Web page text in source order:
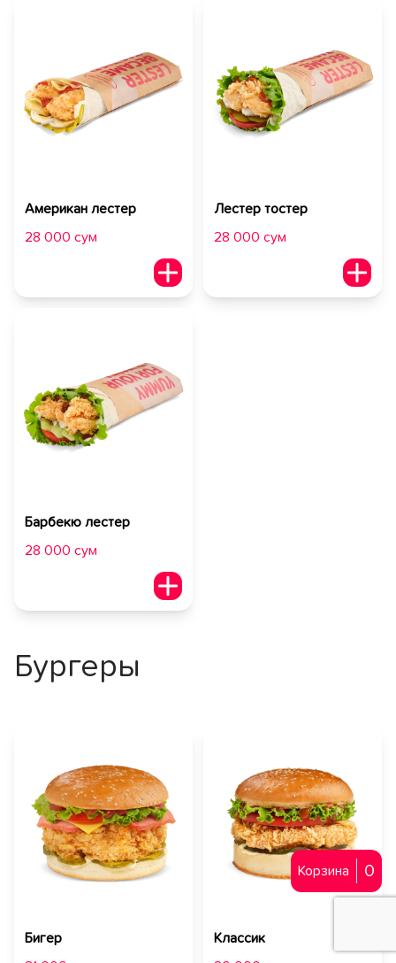
Американ лестер
28 000 сум
Лестер тостер
28 000 сум
Барбекю лестер
28 000 сум
Бургеры
Бигер
Классик
Корзина 0